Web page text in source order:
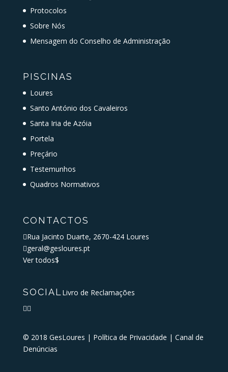
Protocolos
Sobre Nós
Mensagem do Conselho de Administração
PISCINAS
Loures
Santo António dos Cavaleiros
Santa Iria de Azóia
Portela
Preçário
Testemunhos
Quadros Normativos
CONTACTOS
Rua Jacinto Duarte, 2670-424 Loures
geral@gesloures.pt
Ver todos$
SOCIAL

Livro de Reclamações
© 2018 GesLoures | Política de Privacidade | Canal de
Denúncias